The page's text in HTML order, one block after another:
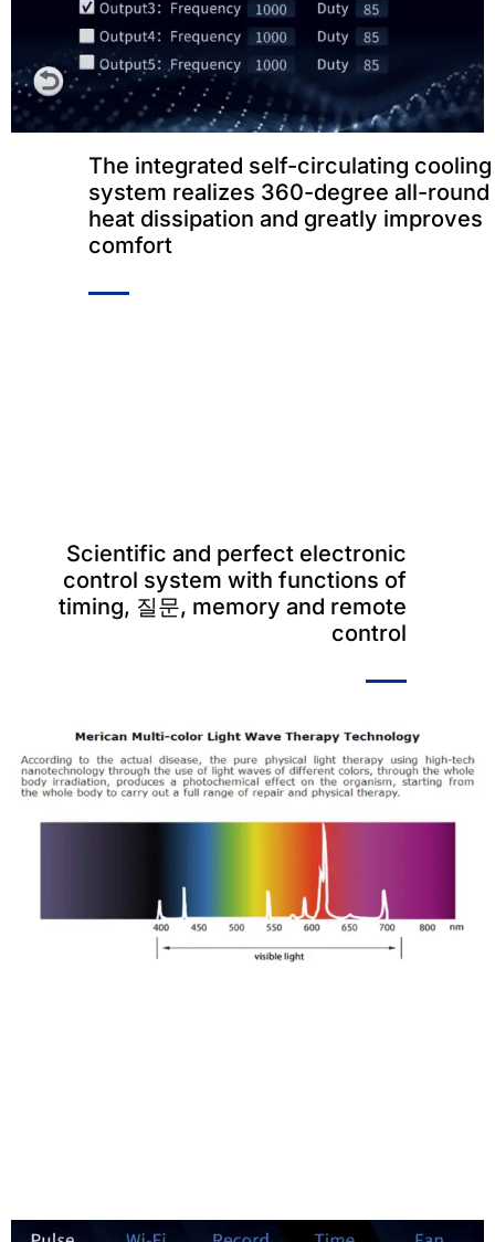
The integrated self-circulating cooling
system realizes 360-degree all-round
heat dissipation and greatly improves
comfort
Scientific and perfect electronic
control system with functions of
timing, 질문, memory and remote
control